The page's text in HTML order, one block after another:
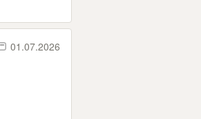
01.07.2026